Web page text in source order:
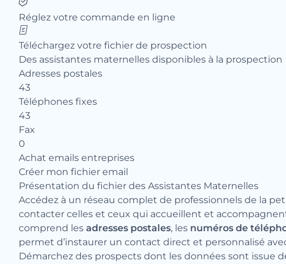
Réglez votre commande en ligne
Téléchargez votre fichier de prospection
Des assistantes maternelles disponibles à la prospection
Adresses postales
43
Téléphones fixes
43
Fax
0
Achat emails entreprises
Créer mon fichier email
Présentation du fichier des Assistantes Maternelles
Accédez à un réseau complet de professionnels de la
contacter celles et ceux qui accueillent et
comprend les adresses postales, les numéros de
permet d’instaurer un contact direct et personnalisé
Démarchez des prospects dont les données sont issue